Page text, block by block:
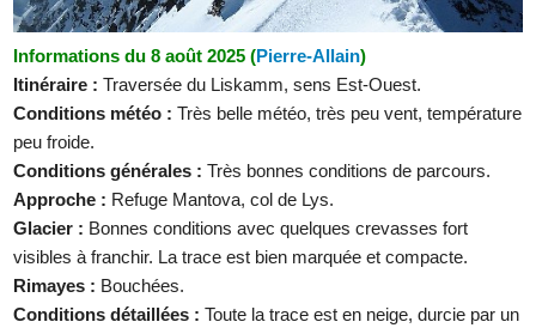
Informations du 8 août 2025 (Pierre-Allain)
Itinéraire : Traversée du Liskamm, sens Est-Ouest.
Conditions météo : Très belle météo, très peu vent, température
peu froide.
Conditions générales : Très bonnes conditions de parcours.
Approche : Refuge Mantova, col de Lys.
Glacier : Bonnes conditions avec quelques crevasses fort
visibles à franchir. La trace est bien marquée et compacte.
Rimayes : Bouchées.
Conditions détaillées : Toute la trace est en neige, durcie par un